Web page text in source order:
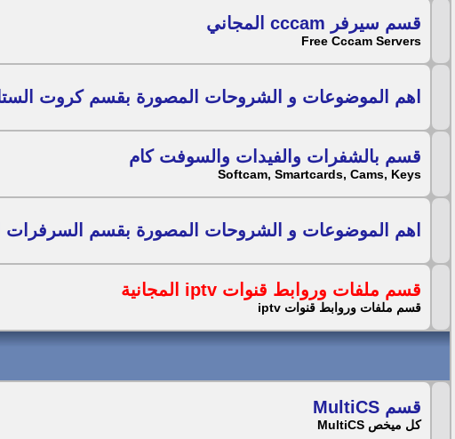
قسم سيرفر cccam المجاني
Free Cccam Servers
اهم الموضوعات و الشروحات المصورة بقسم كروت
قسم بالشفرات والفيدات والسوفت كام
Softcam, Smartcards, Cams, Keys
اهم الموضوعات و الشروحات المصورة بقسم السرفرات
قسم ملفات وروابط قنوات iptv المجانية
قسم ملفات وروابط قنوات iptv
قسم MultiCS
كل ميخص MultiCS